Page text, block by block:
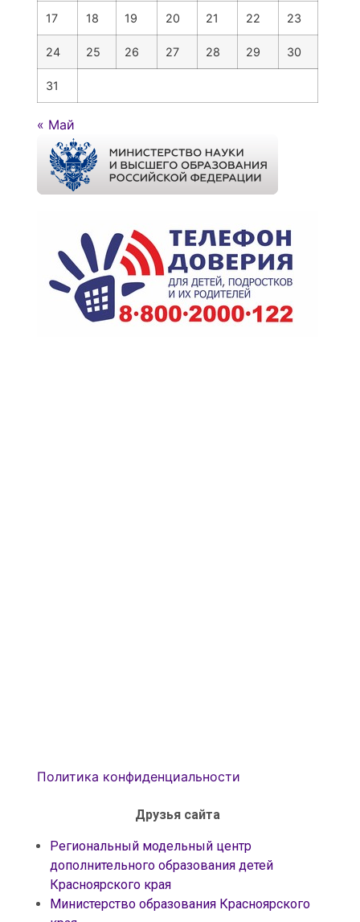
17 18 19 20 21 22 23
24 25 26 27 28 29 30
31
« Май
Политика конфиденциальности
Друзья сайта
Региональный модельный центр
дополнительного образования детей
Красноярского края
Министерство образования Красноярского